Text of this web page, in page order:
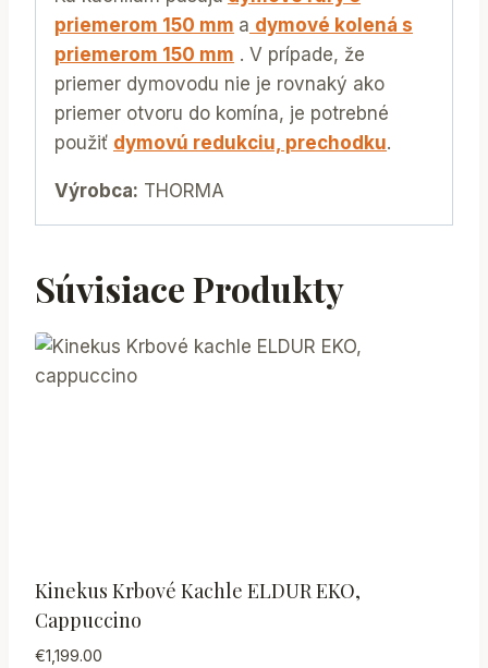
priemerom 150 mm a dymové kolená s
priemerom 150 mm . V prípade, že
priemer dymovodu nie je rovnaký ako
priemer otvoru do komína, je potrebné
použiť dymovú redukciu, prechodku.
Výrobca: THORMA
Súvisiace Produkty
Kinekus Krbové Kachle ELDUR EKO,
Cappuccino
€1,199.00